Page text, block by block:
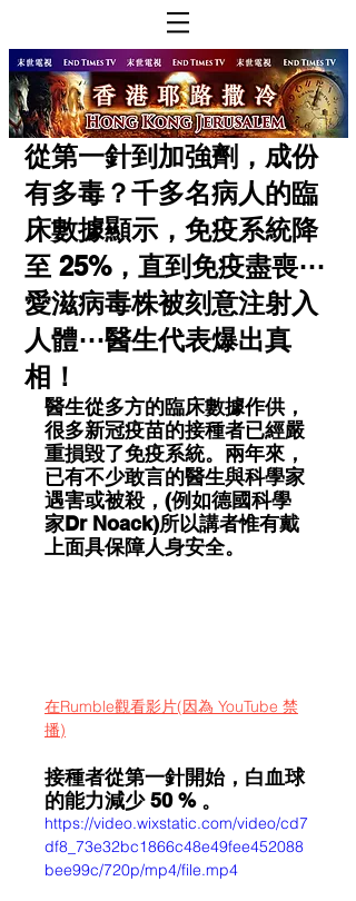
從第一針到加強劑，成份
有多毒？千多名病人的臨
床數據顯示，免疫系統降
至 25%，直到免疫盡喪⋯
愛滋病毒株被刻意注射入
人體⋯醫生代表爆出真
相！
醫生從多方的臨床數據作供，
很多新冠疫苗的接種者已經嚴
重損毀了免疫系統。兩年來，
已有不少敢言的醫生與科學家
遇害或被殺，(例如德國科學
家Dr Noack)所以講者惟有戴
上面具保障人身安全。
在Rumble觀看影片(因為 YouTube 禁
播)
接種者從第一針開始，白血球
的能力減少 50 % 。
https://video.wixstatic.com/video/cd7
df8_73e32bc1866c48e49fee452088
bee99c/720p/mp4/file.mp4